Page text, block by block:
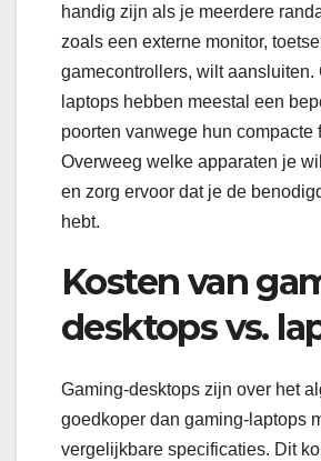
handig zijn als je meerdere
zoals een externe monitor,
gamecontrollers, wilt aansluiten.
laptops hebben meestal een
poorten vanwege hun compacte
Overweeg welke apparaten je
en zorg ervoor dat je de
hebt.
Kosten van
desktops vs.
Gaming-desktops zijn over het
goedkoper dan gaming-laptops
vergelijkbare specificaties. Dit